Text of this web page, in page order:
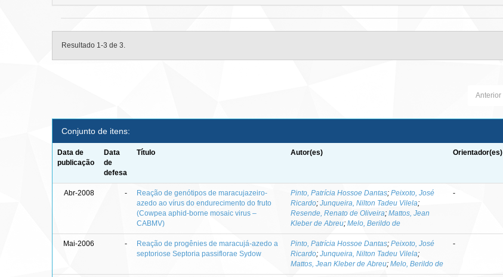
Resultado 1-3 de 3.
Anterior
Conjunto de itens:
Data de
publicação
Data
de
defesa
Título Autor(es) Orientador(es)
Abr-2008 -
Reação de genótipos de maracujazeiro-
azedo ao vírus do endurecimento do fruto
(Cowpea aphid-borne mosaic virus –
CABMV)
Pinto, Patrícia Hossoe Dantas;Peixoto, José
Ricardo;Junqueira, Nilton Tadeu Vilela;
Resende, Renato de Oliveira;Mattos, Jean
Kleber de Abreu;Melo, Berildo de
-
Mai-2006 -
Reação de progênies de maracujá-azedo a
septoriose Septoria passiflorae Sydow
Pinto, Patrícia Hossoe Dantas;Peixoto, José
Ricardo;Junqueira, Nilton Tadeu Vilela;
Mattos, Jean Kleber de Abreu;Melo, Berildo de
-